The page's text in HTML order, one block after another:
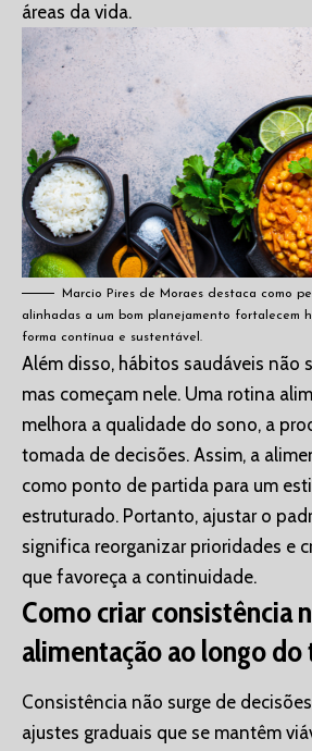
áreas da vida.
Marcio Pires de Moraes destaca como
alinhadas a um bom planejamento fortalecem
forma contínua e sustentável.
Além disso, hábitos saudáveis não
mas começam nele. Uma rotina
melhora a qualidade do sono, a
tomada de decisões. Assim, a
como ponto de partida para um
estruturado. Portanto, ajustar o
significa reorganizar prioridades e
que favoreça a continuidade.
Como criar consistência
alimentação ao longo do
Consistência não surge de
ajustes graduais que se mantêm